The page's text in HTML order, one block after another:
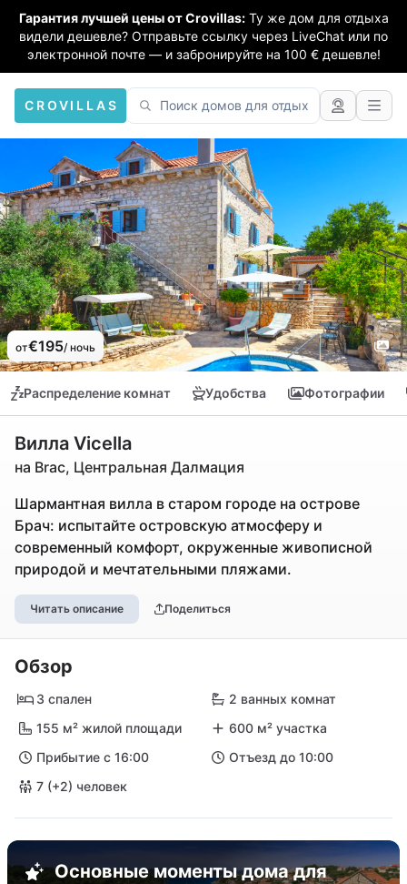
Гарантия лучшей цены от Crovillas: Ту же дом для отдыха
видели дешевле? Отправьте ссылку через LiveChat или по
электронной почте — и забронируйте на 100 € дешевле!
CROVILLAS
от€195/ ночь
Распределение комнат Удобства Фотографии
Вилла Vicella
на Brac, Центральная Далмация
Шармантная вилла в старом городе на острове
Брач: испытайте островскую атмосферу и
современный комфорт, окруженные живописной
природой и мечтательными пляжами.
Читать описание Поделиться
Обзор
3 спален
2 ванных комнат
155 м² жилой площади
600 м² участка
Прибытие с 16:00
Отъезд до 10:00
7 (+2) человек
Основные моменты дома для